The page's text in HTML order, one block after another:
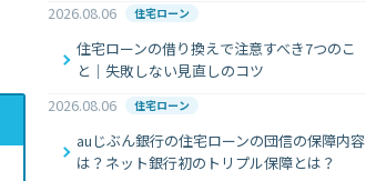
2026.08.06
住宅ローン
住宅ローンの借り換えで注意すべき7つのこ
と｜失敗しない見直しのコツ
2026.08.06
住宅ローン
auじぶん銀行の住宅ローンの団信の保障内容
は？ネット銀行初のトリプル保障とは？